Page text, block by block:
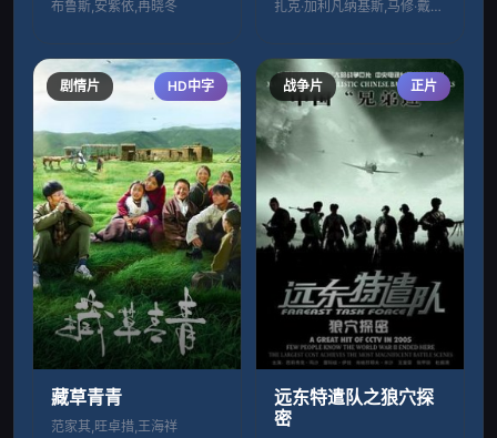
布鲁斯,安紫依,冉晓冬 扎克·加利凡纳基斯,马修·戴维斯,布鲁斯
剧情片 HD中字
藏草青青
范家其,旺卓措,王海祥
战争片 正片
远东特遣队之狼穴探
密